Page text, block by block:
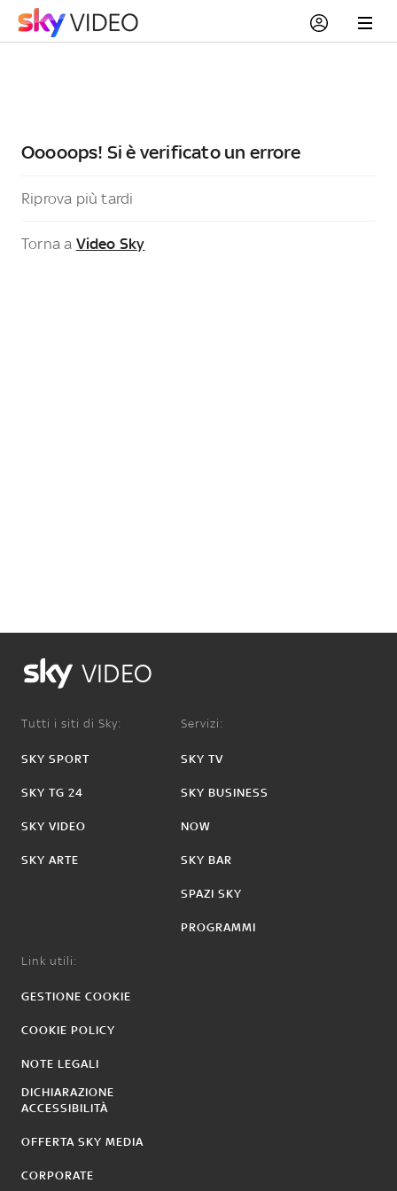
Ooooops! Si è verificato un errore
Riprova più tardi
Torna a Video Sky
VIDEO
Tutti i siti di Sky:
SKY SPORT
SKY TG 24
SKY VIDEO
SKY ARTE
Servizi:
SKY TV
SKY BUSINESS
NOW
SKY BAR
SPAZI SKY
PROGRAMMI
Link utili:
GESTIONE COOKIE
COOKIE POLICY
NOTE LEGALI
DICHIARAZIONE
ACCESSIBILITÀ
OFFERTA SKY MEDIA
CORPORATE